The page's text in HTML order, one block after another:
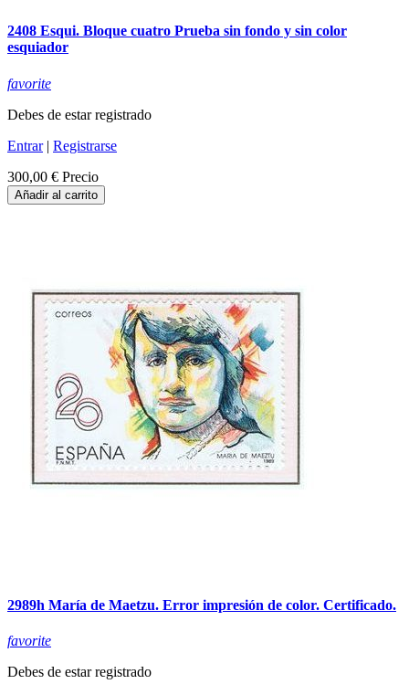
2408 Esqui. Bloque cuatro Prueba sin fondo y sin color
esquiador
favorite
Debes de estar registrado
Entrar| Registrarse
300,00 € Precio
Añadir al carrito
2989h María de Maetzu. Error impresión de color. Certificado.
favorite
Debes de estar registrado